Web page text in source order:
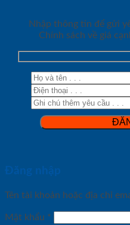
Nhập thông tin để gửi
Chính sách về giá
Đăng nhập
Tên tài khoản hoặc địa chỉ
Mật khẩu *